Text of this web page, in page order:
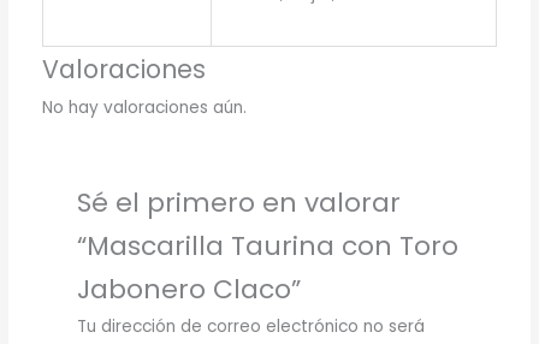
Valoraciones
No hay valoraciones aún.
Sé el primero en valorar
“Mascarilla Taurina con Toro
Jabonero Claco”
Tu dirección de correo electrónico no será